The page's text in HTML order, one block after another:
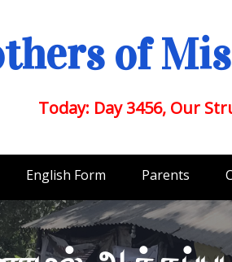
of
Today: Day 3456, Our
English Form Parents